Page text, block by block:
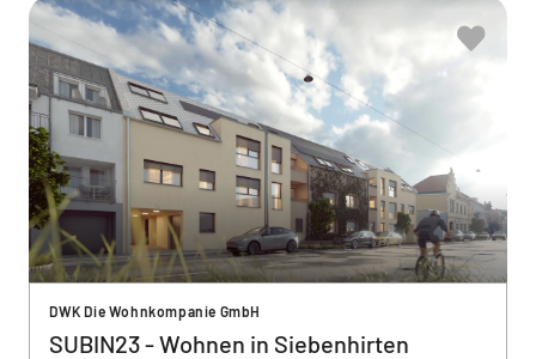
DWK Die Wohnkompanie GmbH
SUBIN23 - Wohnen in Siebenhirten